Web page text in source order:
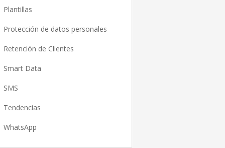
Plantillas
Protección de datos personales
Retención de Clientes
Smart Data
SMS
Tendencias
WhatsApp